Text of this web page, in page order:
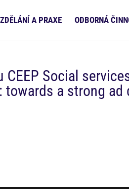
A PRAXE ODBORNÁ
Social
a strong ad